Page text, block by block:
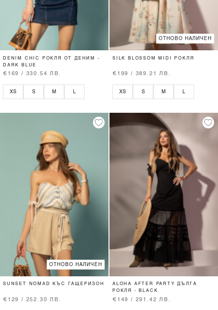
DENIM CHIC РОКЛЯ ОТ ДЕНИМ -
DARK BLUE
€169 / 330.54 ЛВ.
XS S M L
ОТНОВО НАЛИЧЕН
SILK BLOSSOM MIDI РОКЛЯ
€199 / 389.21 ЛВ.
XS S M L
ОТНОВО НАЛИЧЕН
SUNSET NOMAD КЪС ГАЩЕРИЗОН
€129 / 252.30 ЛВ.
ALOHA AFTER PARTY ДЪЛГА
РОКЛЯ - BLACK
€149 / 291.42 ЛВ.